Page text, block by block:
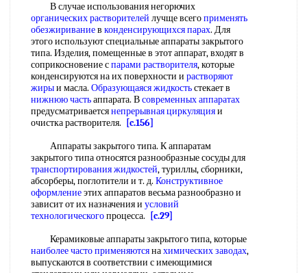
В случае использования негорючих
органических растворителей лучще всегоприменять
обезжириваниев конденсирующихся парах. Для
этого используют специальные аппараты закрытого
типа. Изделия, помещенные в этот аппарат, входят в
соприкосновение спарами растворителя, которые
конденсируются на их поверхности и растворяют
жирыи масла. Образующаяся жидкостьстекает в
нижнюю частьаппарата. Всовременных аппаратах
предусматриваетсянепрерывная циркуляцияи
очистка растворителя.
[c.156]
Аппараты закрытого типа. К аппаратам
закрытого типа относятся разнообразные сосуды для
транспортирования жидкостей, туриллы, сборники,
абсорберы, поглотители и т. д. Конструктивное
оформлениеэтих аппаратов весьма разнообразно и
зависит от их назначения и условий
технологическогопроцесса.
[c.29]
Керамиковые аппараты закрытого типа, которые
наиболее часто применяютсянахимических заводах,
выпускаются в соответствии с имеющимися